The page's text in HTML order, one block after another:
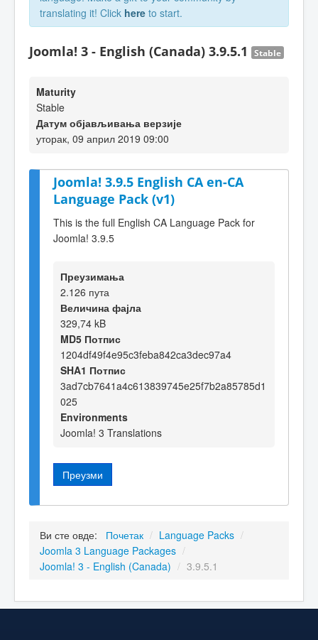
translating it! Click here to start.
Joomla! 3 - English (Canada) 3.9.5.1 Stable
Maturity
Stable
Датум објављивања верзије
уторак, 09 април 2019 09:00
Joomla! 3.9.5 English CA en-CA
Language Pack (v1)
This is the full English CA Language Pack for
Joomla! 3.9.5
Преузимања
2.126 пута
Величина фајла
329,74 kB
MD5 Потпис
1204df49f4e95c3feba842ca3dec97a4
SHA1 Потпис
3ad7cb7641a4c613839745e25f7b2a85785d1
025
Environments
Joomla! 3 Translations
Преузми
Ви сте овде: Почетак / Language Packs /
Joomla 3 Language Packages /
Joomla! 3 - English (Canada) / 3.9.5.1